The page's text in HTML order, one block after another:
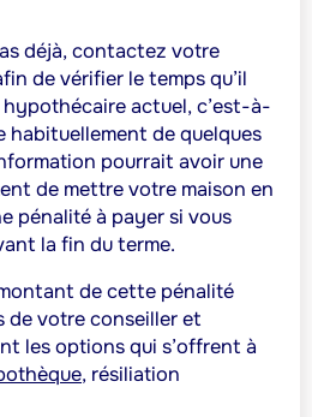
déjà, contactez votre
de vérifier le temps qu’il
actuel, c’est-à-
habituellement de quelques
pourrait avoir une
de mettre votre maison en
pénalité à payer si vous
la fin du terme.
de cette pénalité
de votre conseiller et
les options qui s’offrent à
, résiliation